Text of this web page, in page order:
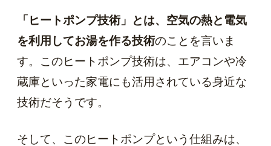
「ヒートポンプ技術」とは、空気の熱と電気
を利用してお湯を作る技術のことを言いま
す。このヒートポンプ技術は、エアコンや冷
蔵庫といった家電にも活用されている身近な
技術だそうです。
そして、このヒートポンプという仕組みは、